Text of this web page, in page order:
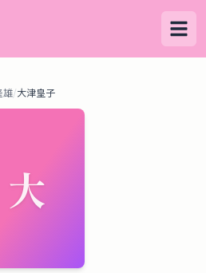
雄/大津皇子
大